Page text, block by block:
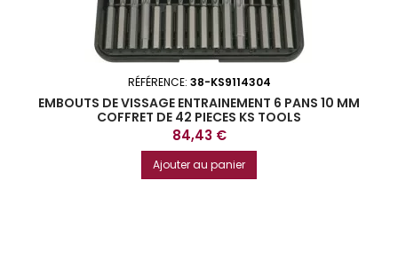
RÉFÉRENCE: 38-KS9114304
EMBOUTS DE VISSAGE ENTRAINEMENT 6 PANS 10 MM
COFFRET DE 42 PIECES KS TOOLS
Prix
84,43 €
Ajouter au panier